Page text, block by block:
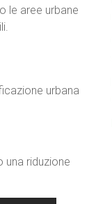
le aree urbane
urbana
una riduzione